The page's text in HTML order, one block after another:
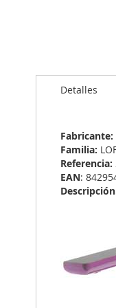
al
comienzo
galería
imágenes
Detalles
Fabricante:
Familia:
Referencia:
EAN: